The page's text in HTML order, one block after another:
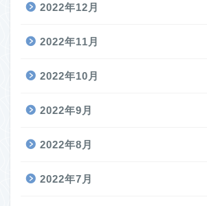
2022年12月
2022年11月
2022年10月
2022年9月
2022年8月
2022年7月